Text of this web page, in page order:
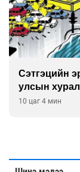
Сэтгэцийн
улсын
10 цаг 4 мин